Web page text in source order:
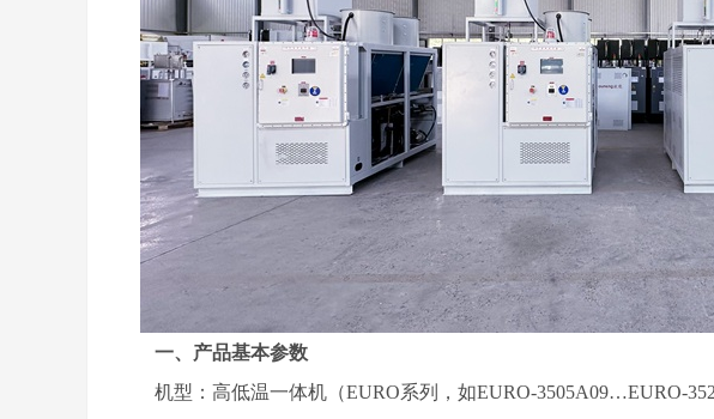
一、产品基本参数
机型：高低温一体机（EURO系列，如EURO-3505A09…EURO-